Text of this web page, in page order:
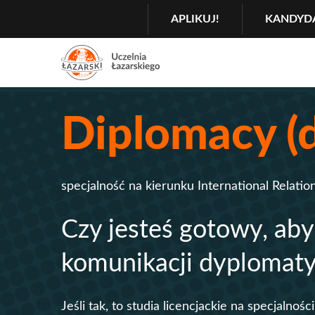
MENU
GŁÓWNA
APLIKUJ!
2
Rozwiń
Diplomacy
specjalność na kierunku International
Czy jesteś gotowy,
komunikacji
Jeśli tak, to studia licencjackie na specjalności